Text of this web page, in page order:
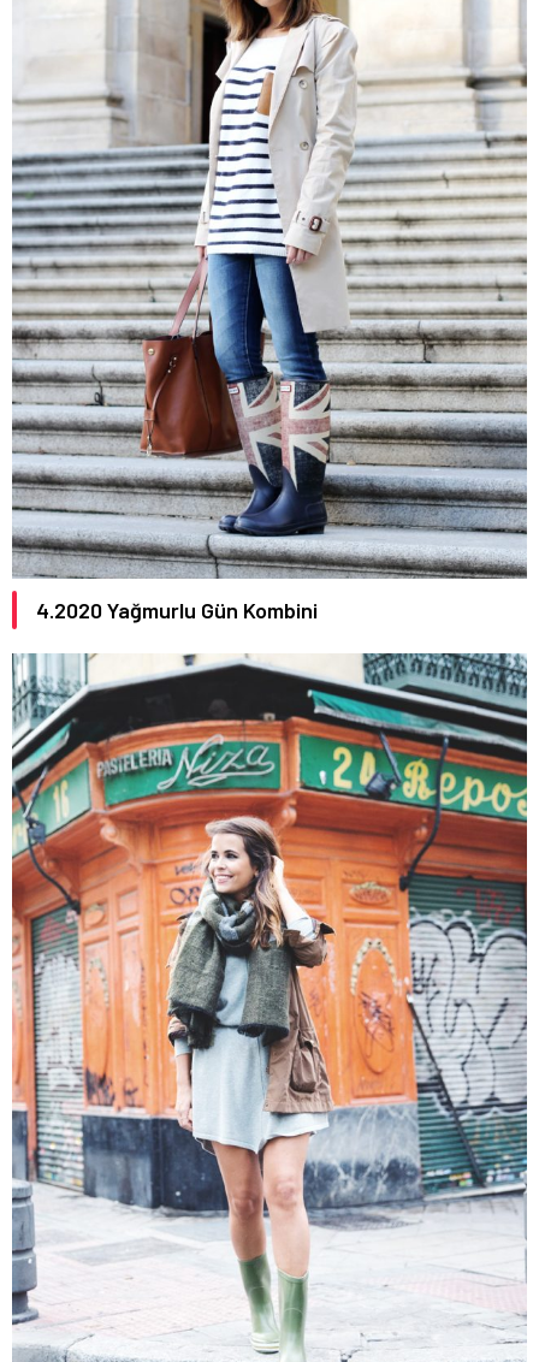
4.2020 Yağmurlu Gün Kombini